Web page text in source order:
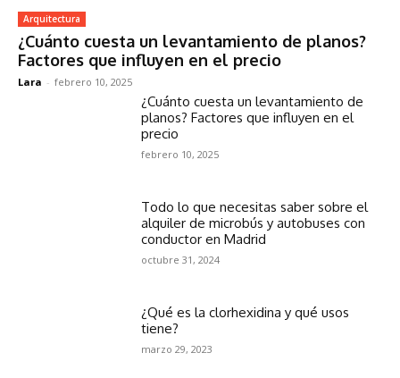
Arquitectura
¿Cuánto cuesta un levantamiento de planos?
Factores que influyen en el precio
Lara - febrero 10, 2025
¿Cuánto cuesta un levantamiento de
planos? Factores que influyen en el
precio
febrero 10, 2025
Todo lo que necesitas saber sobre el
alquiler de microbús y autobuses con
conductor en Madrid
octubre 31, 2024
¿Qué es la clorhexidina y qué usos
tiene?
marzo 29, 2023